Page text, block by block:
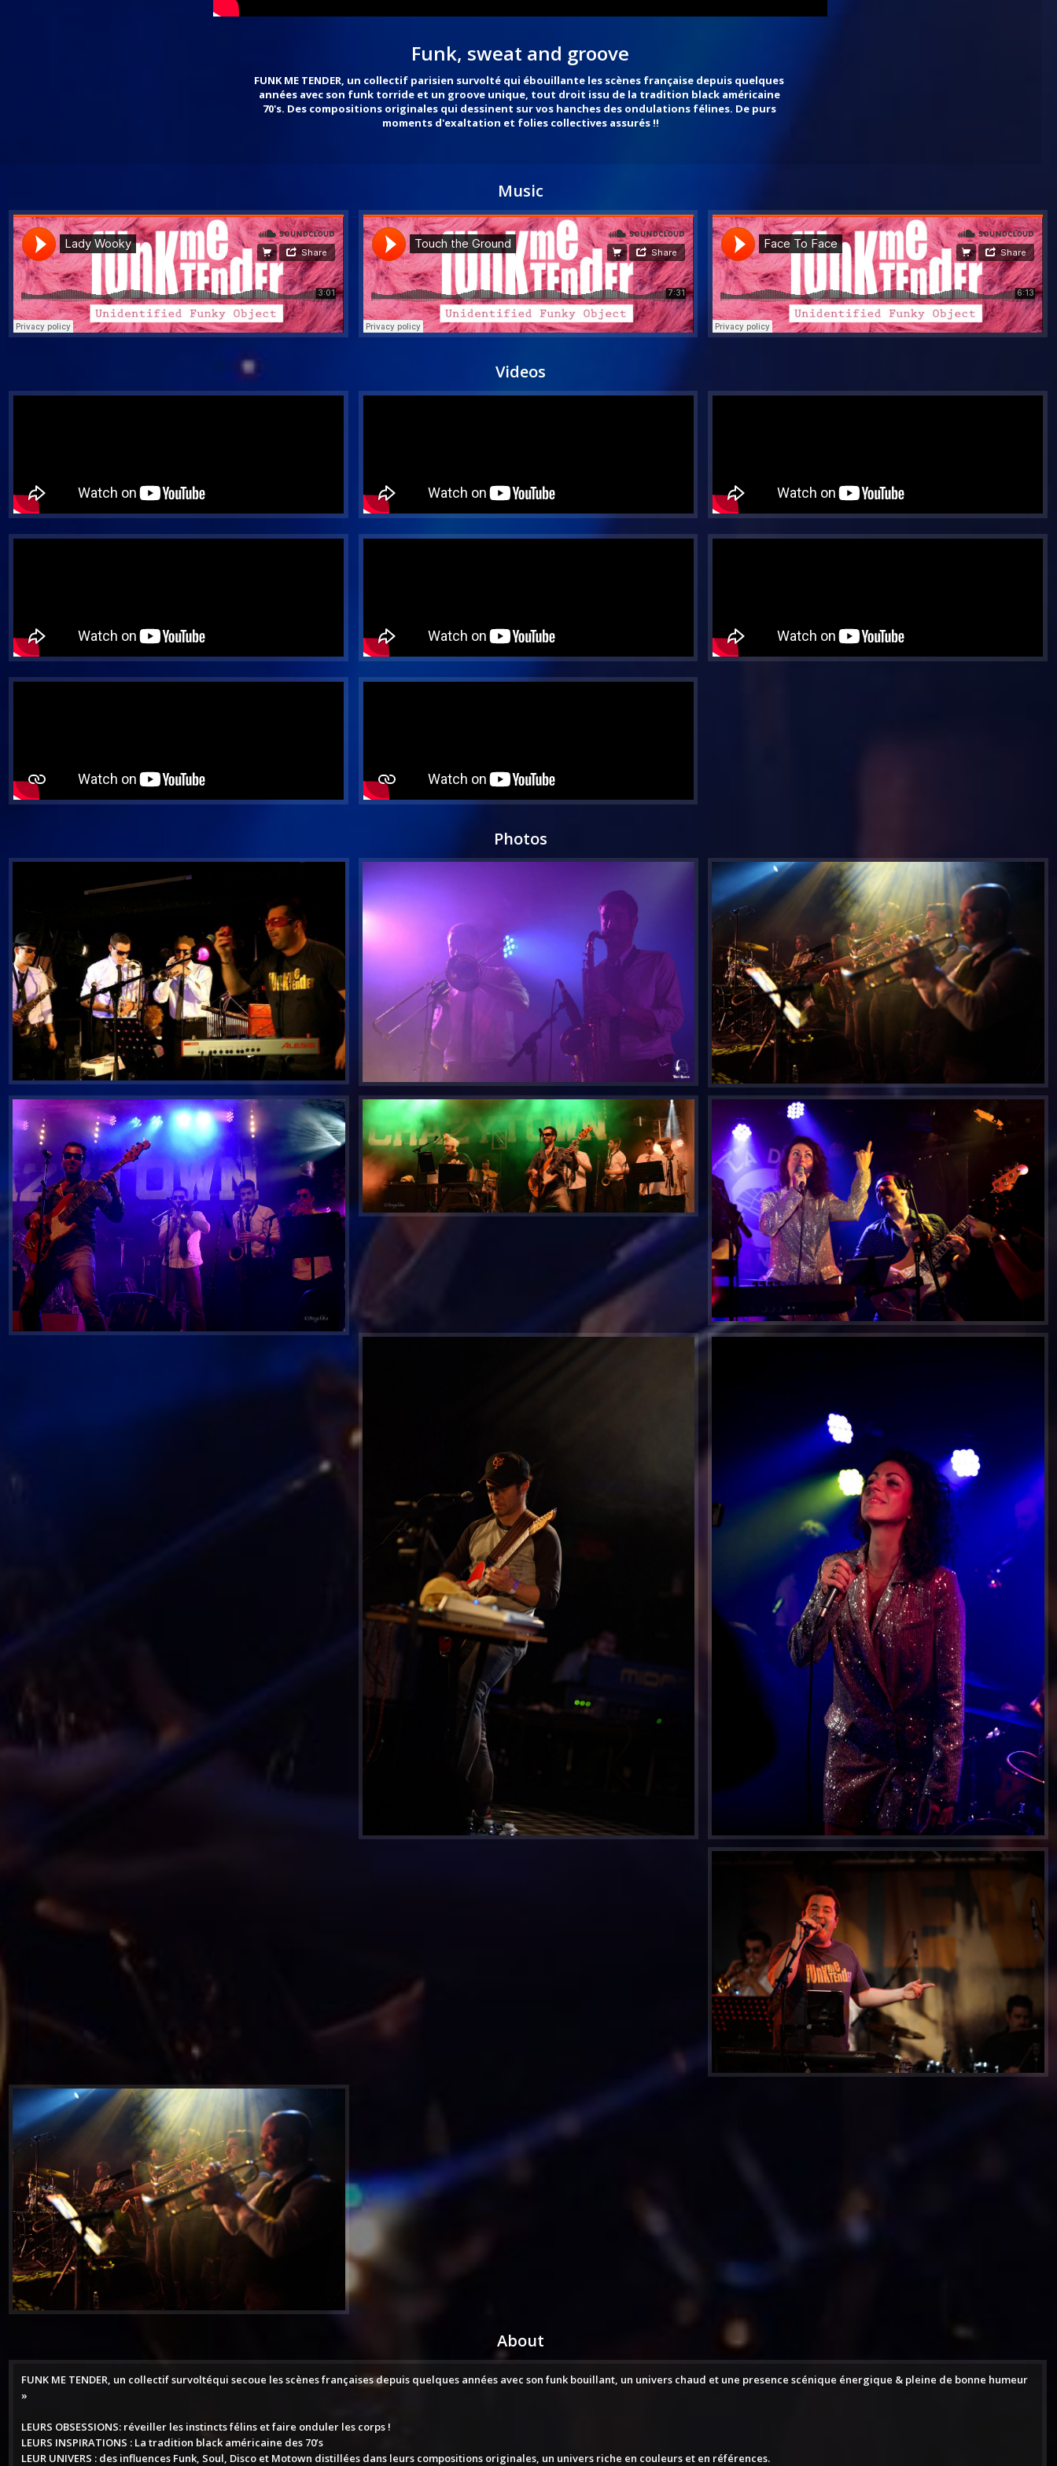
Funk, sweat and groove
FUNK ME TENDER, un collectif parisien survolté qui ébouillante les scènes française depuis quelques
années avec son funk torride et un groove unique, tout droit issu de la tradition black américaine
70's. Des compositions originales qui dessinent sur vos hanches des ondulations félines. De purs
moments d'exaltation et folies collectives assurés !!
Music
Videos
Photos
About
FUNK ME TENDER, un collectif survoltéqui secoue les scènes françaises depuis quelques années avec son funk bouillant, un univers chaud et une presence scénique énergique & pleine de bonne humeur
»
LEURS OBSESSIONS: réveiller les instincts félins et faire onduler les corps !
LEURS INSPIRATIONS : La tradition black américaine des 70’s
LEUR UNIVERS : des influences Funk, Soul, Disco et Motown distillées dans leurs compositions originales, un univers riche en couleurs et en références.